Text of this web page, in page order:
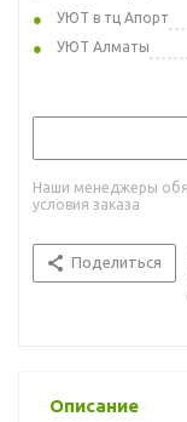
УЮТ в тц Апорт
УЮТ Алматы
Наши менеджеры
условия заказа
Поделиться
Описание